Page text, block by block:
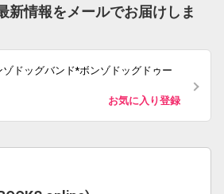
新情報をメールでお届けしま
ドッグバンド*ボンゾドッグドゥー
お気に入り登録